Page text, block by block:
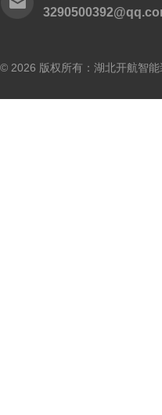
© 2026 版权所有：湖北开航智